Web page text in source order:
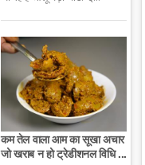
कम तेल वाला आम का सूखा अचार
जो खराब न हो ट्रेडीशनल विधि ...